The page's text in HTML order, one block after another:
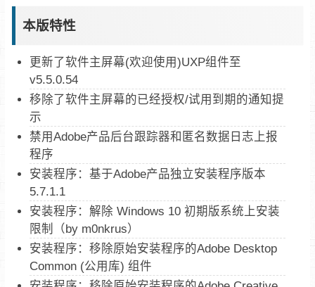
本版特性
更新了软件主屏幕(欢迎使用)UXP组件至
v5.5.0.54
移除了软件主屏幕的已经授权/试用到期的通知提
示
禁用Adobe产品后台跟踪器和匿名数据日志上报
程序
安装程序：基于Adob​​e产品独立安装程序版本
5.7.1.1
安装程序：解除 Windows 10 初期版系统上安装
限制（by m0nkrus）
安装程序：移除原始安装程序的Adobe Desktop
Common (公用库) 组件